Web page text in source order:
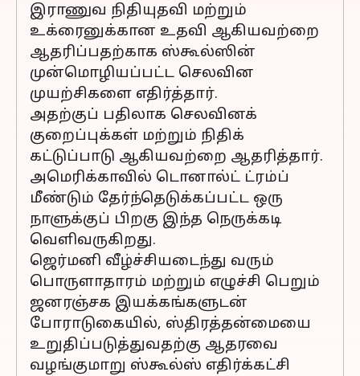
இராணுவ நிதியுதவி மற்றும்
உக்ரைனுக்கான உதவி ஆகியவற்றை
ஆதரிப்பதற்காக ஸ்கூல்ஸின்
முன்மொழியப்பட்ட செலவின
முயற்சிகளை எதிர்த்தார்.
அதற்குப் பதிலாக செலவினக்
குறைப்புக்கள் மற்றும் நிதிக்
கட்டுப்பாடு ஆகியவற்றை ஆதரித்தார்.
அமெரிக்காவில் டொனால்ட் ட்ரம்ப்
மீண்டும் தேர்ந்தெடுக்கப்பட்ட ஒரு
நாளுக்குப் பிறகு இந்த நெருக்கடி
வெளிவருகிறது.
ஜெர்மனி வீழ்ச்சியடைந்து வரும்
பொருளாதாரம் மற்றும் எழுச்சி பெறும்
ஜனரஞ்சக இயக்கங்களுடன்
போராடுகையில், ஸ்திரத்தன்மையை
உறுதிப்படுத்துவதற்கு ஆதரவை
வழங்குமாறு ஸ்கூல்ஸ் எதிர்க்கட்சி